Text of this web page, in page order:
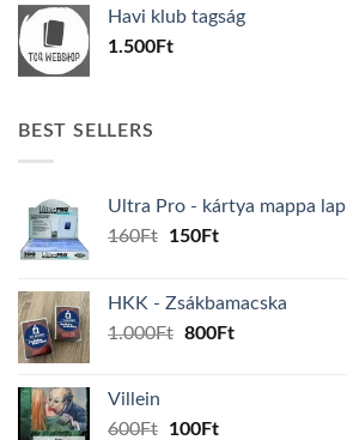
600Ft.100Ft.
Havi klub tagság
1.500Ft
BEST SELLERS
Ultra Pro - kártya mappa lap
160Ft
Original
160Ft.
150FtCurrent
150Ft.
HKK - Zsákbamacska
1.000Ft Original
800FtCurrent
Villein
600Ft
Original
100FtCurrent